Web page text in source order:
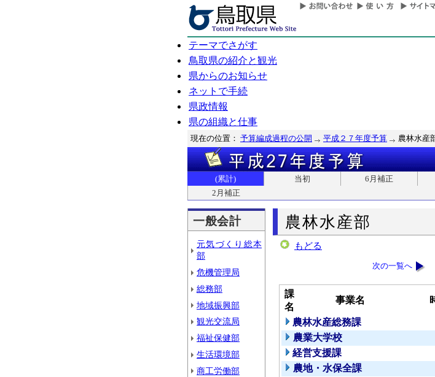
テーマでさがす
鳥取県の紹介と観光
県からのお知らせ
ネットで手続
県政情報
県の組織と仕事
現在の位置： 予算編成過程の公開 平成２７年度予算 農林水産
(累計) 当初 6月補正
2月補正
一般会計
元気づくり総本
部
危機管理局
総務部
地域振興部
観光交流局
福祉保健部
生活環境部
商工労働部
農林水産部
もどる
次の一覧へ
課
名
事業名
農林水産総務課
農業大学校
経営支援課
農地・水保全課